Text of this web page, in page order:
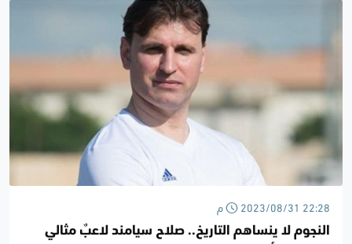
2023/08/31 22:28 م
النجوم لا ينساهم التاريخ.. صلاح سيامند لاعبٌ مثالي